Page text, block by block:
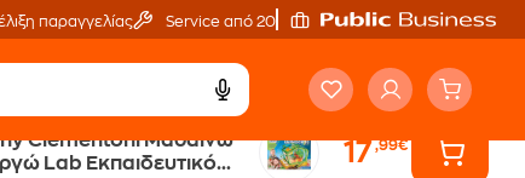
παραγγελίας Service από 20'
Clementoni Μαθαίνω
Lab Εκπαιδευτικό
17,99€
Παιχνίδι Το Πρώτο μου Θερμοκήπιο